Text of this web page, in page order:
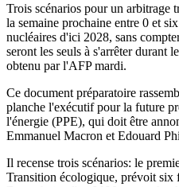
Trois scénarios pour un arbitrage
la semaine prochaine entre 0 et
nucléaires d'ici 2028, sans
seront les seuls à s'arrêter durant
obtenu par l'AFP mardi.
Ce document préparatoire
planche l'exécutif pour la future
l'énergie (PPE), qui doit être
Emmanuel Macron et Edouard
Il recense trois scénarios: le
Transition écologique, prévoit six